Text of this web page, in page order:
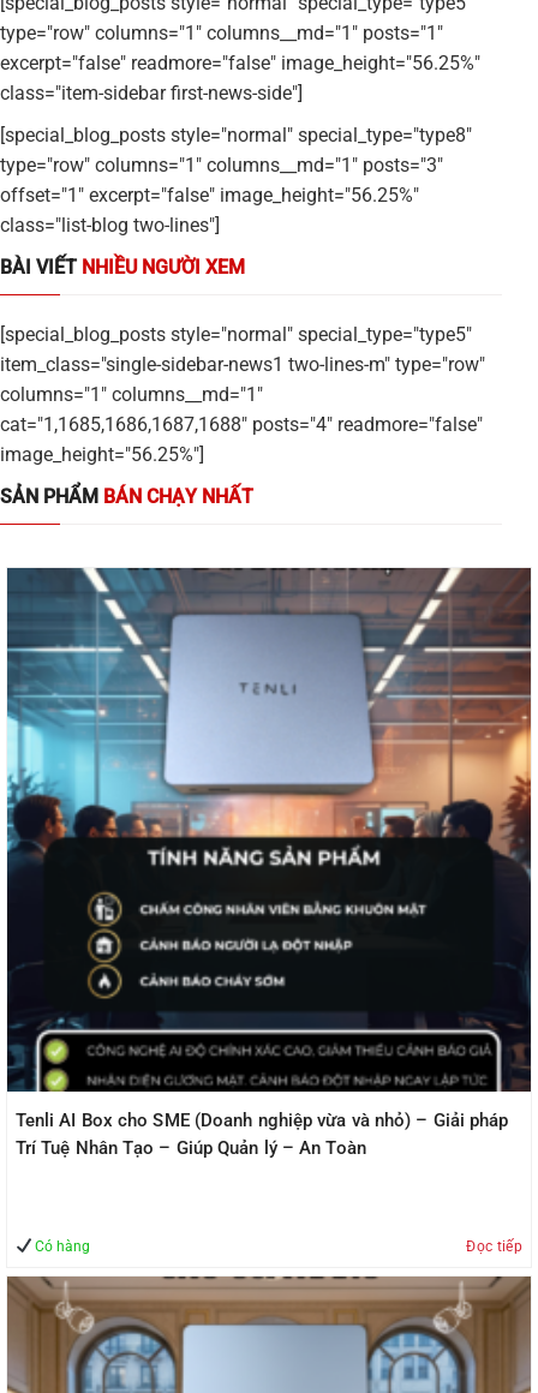
type="row" columns="1" columns__md="1" posts="1"
excerpt="false" readmore="false" image_height="56.25%"
class="item-sidebar first-news-side"]
[special_blog_posts style="normal" special_type="type8"
type="row" columns="1" columns__md="1" posts="3"
offset="1" excerpt="false" image_height="56.25%"
class="list-blog two-lines"]
BÀI VIẾT NHIỀU NGƯỜI XEM
[special_blog_posts style="normal" special_type="type5"
item_class="single-sidebar-news1 two-lines-m" type="row"
columns="1" columns__md="1"
cat="1,1685,1686,1687,1688" posts="4" readmore="false"
image_height="56.25%"]
SẢN PHẨM BÁN CHẠY NHẤT
Tenli AI Box cho SME (Doanh nghiệp vừa và nhỏ) – Giải pháp
Trí Tuệ Nhân Tạo – Giúp Quản lý – An Toàn
Có hàng Đọc tiếp